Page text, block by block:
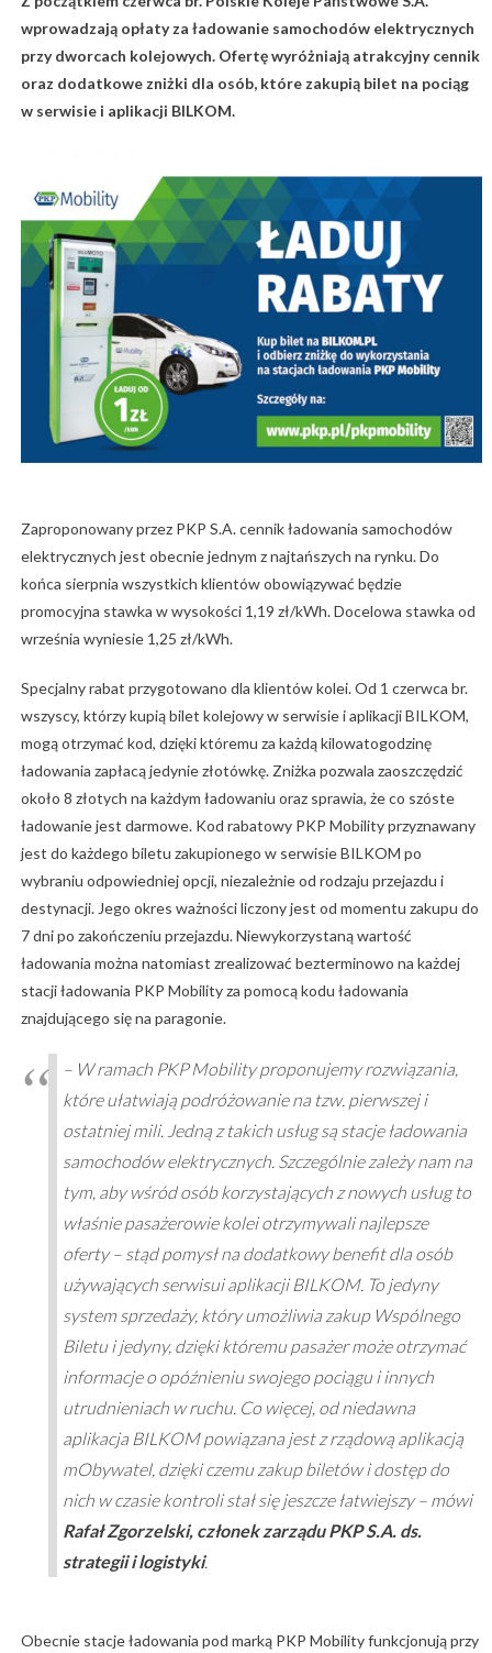
wprowadzają opłaty za ładowanie samochodów elektrycznych
przy dworcach kolejowych. Ofertę wyróżniają atrakcyjny cennik
oraz dodatkowe zniżki dla osób, które zakupią bilet na pociąg
w serwisie i aplikacji BILKOM.
Zaproponowany przez PKP S.A. cennik ładowania samochodów
elektrycznych jest obecnie jednym z najtańszych na rynku. Do
końca sierpnia wszystkich klientów obowiązywać będzie
promocyjna stawka w wysokości 1,19 zł/kWh. Docelowa stawka od
września wyniesie 1,25 zł/kWh.
Specjalny rabat przygotowano dla klientów kolei. Od 1 czerwca br.
wszyscy, którzy kupią bilet kolejowy w serwisie i aplikacji BILKOM,
mogą otrzymać kod, dzięki któremu za każdą kilowatogodzinę
ładowania zapłacą jedynie złotówkę. Zniżka pozwala zaoszczędzić
około 8 złotych na każdym ładowaniu oraz sprawia, że co szóste
ładowanie jest darmowe. Kod rabatowy PKP Mobility przyznawany
jest do każdego biletu zakupionego w serwisie BILKOM po
wybraniu odpowiedniej opcji, niezależnie od rodzaju przejazdu i
destynacji. Jego okres ważności liczony jest od momentu zakupu do
7 dni po zakończeniu przejazdu. Niewykorzystaną wartość
ładowania można natomiast zrealizować bezterminowo na każdej
stacji ładowania PKP Mobility za pomocą kodu ładowania
znajdującego się na paragonie.
– W ramach PKP Mobility proponujemy rozwiązania,
które ułatwiają podróżowanie na tzw. pierwszej i
ostatniej mili. Jedną z takich usług są stacje ładowania
samochodów elektrycznych. Szczególnie zależy nam na
tym, aby wśród osób korzystających z nowych usług to
właśnie pasażerowie kolei otrzymywali najlepsze
oferty – stąd pomysł na dodatkowy benefit dla osób
używających serwisui aplikacji BILKOM. To jedyny
system sprzedaży, który umożliwia zakup Wspólnego
Biletu i jedyny, dzięki któremu pasażer może otrzymać
informacje o opóźnieniu swojego pociągu i innych
utrudnieniach w ruchu. Co więcej, od niedawna
aplikacja BILKOM powiązana jest z rządową aplikacją
mObywatel, dzięki czemu zakup biletów i dostęp do
nich w czasie kontroli stał się jeszcze łatwiejszy– mówi
Rafał Zgorzelski, członek zarządu PKP S.A. ds.
strategii i logistyki.
Obecnie stacje ładowania pod marką PKP Mobility funkcjonują przy